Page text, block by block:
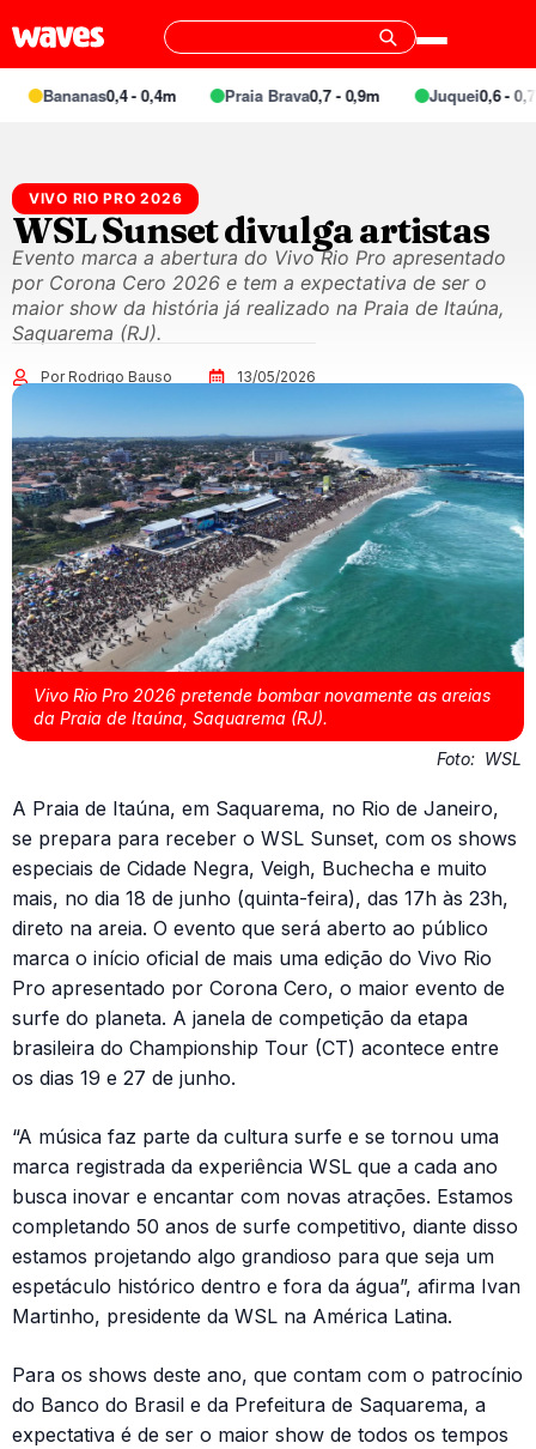
Bananas0,4 - 0,4m Praia Brava0,7 - 0,9m Juquei0,6 - 0,7m
VIVO RIO PRO 2026
WSL Sunset divulga artistas
Evento marca a abertura do Vivo Rio Pro apresentado
por Corona Cero 2026 e tem a expectativa de ser o
maior show da história já realizado na Praia de Itaúna,
Saquarema (RJ).
Por Rodrigo Bauso 13/05/2026
Vivo Rio Pro 2026 pretende bombar novamente as areias
da Praia de Itaúna, Saquarema (RJ).
Foto: WSL
A Praia de Itaúna, em Saquarema, no Rio de Janeiro,
se prepara para receber o WSL Sunset, com os shows
especiais de Cidade Negra, Veigh, Buchecha e muito
mais, no dia 18 de junho (quinta-feira), das 17h às 23h,
direto na areia. O evento que será aberto ao público
marca o início oficial de mais uma edição do Vivo Rio
Pro apresentado por Corona Cero, o maior evento de
surfe do planeta. A janela de competição da etapa
brasileira do Championship Tour (CT) acontece entre
os dias 19 e 27 de junho.
“A música faz parte da cultura surfe e se tornou uma
marca registrada da experiência WSL que a cada ano
busca inovar e encantar com novas atrações. Estamos
completando 50 anos de surfe competitivo, diante disso
estamos projetando algo grandioso para que seja um
espetáculo histórico dentro e fora da água”, afirma Ivan
Martinho, presidente da WSL na América Latina.
Para os shows deste ano, que contam com o patrocínio
do Banco do Brasil e da Prefeitura de Saquarema, a
expectativa é de ser o maior show de todos os tempos